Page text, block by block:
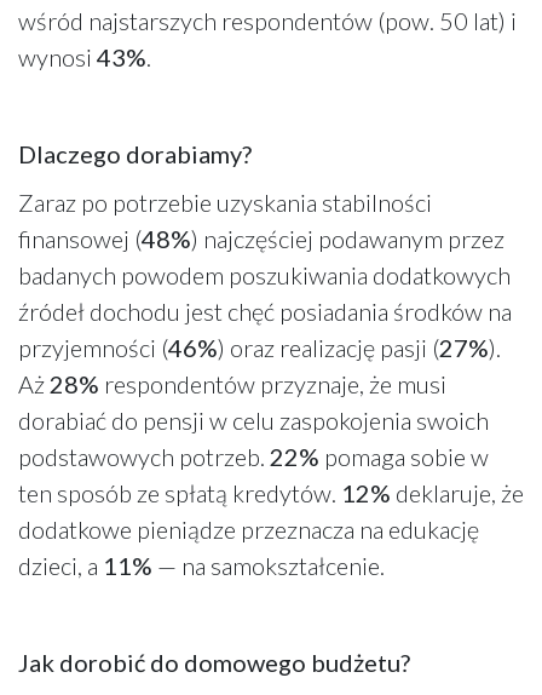
wśród najstarszych respondentów (pow. 50 lat) i
wynosi 43%.
Dlaczego dorabiamy?
Zaraz po potrzebie uzyskania stabilności
finansowej (48%) najczęściej podawanym przez
badanych powodem poszukiwania dodatkowych
źródeł dochodu jest chęć posiadania środków na
przyjemności (46%) oraz realizację pasji (27%).
Aż 28% respondentów przyznaje, że musi
dorabiać do pensji w celu zaspokojenia swoich
podstawowych potrzeb. 22% pomaga sobie w
ten sposób ze spłatą kredytów. 12% deklaruje, że
dodatkowe pieniądze przeznacza na edukację
dzieci, a 11% — na samokształcenie.
Jak dorobić do domowego budżetu?